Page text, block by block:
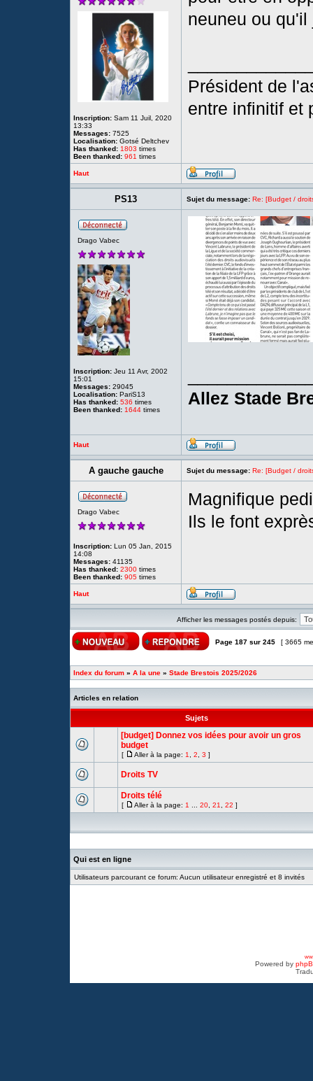
Inscription: Sam 11 Juil, 2020
13:33
Messages: 7525
Localisation: Gotsé Deltchev
Has thanked: 1803 times
Been thanked: 961 times
neuneu ou
Président de
entre infinitif et
Haut
PS13 Sujet du message: Re: [Budget /
Drago Vabec
Inscription: Jeu 11 Avr, 2002
15:01
Messages: 29045
Localisation: PariS13
Has thanked: 536 times
Been thanked: 1644 times
Allez Stade
Haut
A gauche gauche Sujet du message: Re: [Budget /
Drago Vabec
Inscription: Lun 05 Jan, 2015
14:08
Messages: 41135
Has thanked: 2300 times
Been thanked: 905 times
Magnifique
Ils le font
Haut
Afficher les messages postés depuis:
Page 187 sur 245 [ 3665
Index du forum » A la une » Stade Brestois 2025/2026
Articles en relation
Sujets
[budget] Donnez vos idées pour avoir un gros
budget
[ Aller à la page: 1 2 3 ]
Droits TV
Droits télé
[ Aller à la page: 1 20 21 22 ]
Qui est en ligne
Utilisateurs parcourant ce forum: Aucun utilisateur enregistré et 8 invités
Powered by